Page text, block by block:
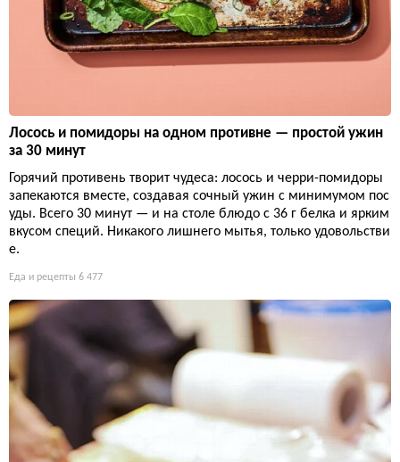
Лосось и помидоры на одном противне — простой ужин
за 30 минут
Горячий противень творит чудеса: лосось и черри-помидоры
запекаются вместе, создавая сочный ужин с минимумом пос
уды. Всего 30 минут — и на столе блюдо с 36 г белка и ярким
вкусом специй. Никакого лишнего мытья, только удовольстви
е.
Еда и рецепты 6 477